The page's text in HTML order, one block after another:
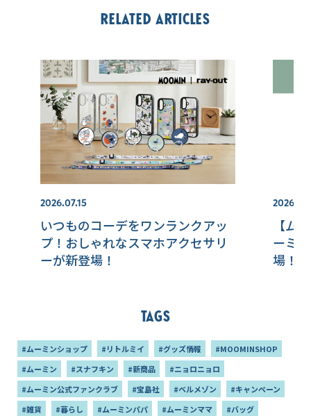
Related articles
2026.07.15
いつものコーデをワンランクアッ
プ！おしゃれなスマホアクセサリ
ーが新登場！
【ム
ーミ
場！/
Tags
#ムーミンショップ #リトルミイ #グッズ情報
#MOOMINSHOP
#ムーミン
#スナフキン #新商品
#ニョロニョロ
#ムーミン公式ファンクラブ
#宝島社 #ベルメゾン
#キャンペーン
#雑貨
#暮らし #ムーミンパパ #ムーミンママ
#バッグ